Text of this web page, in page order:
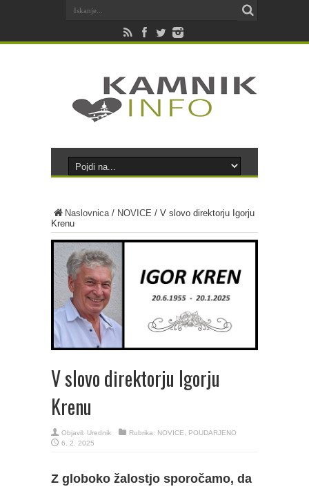
Naslovnica/ NOVICE / V slovo direktorju Igorju
Krenu
V slovo direktorju Igorju
Krenu
Objavil: Urednik Rubrika: NOVICE
POUDARJENO
6. 2. 2025
Z globoko žalostjo sporočamo, da